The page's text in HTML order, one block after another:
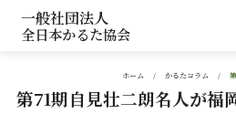
一般社団法人
全日本かるた協会
ホーム かるたコラム
第71期自見壮二朗名人が福